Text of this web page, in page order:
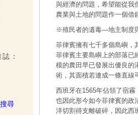
：
尋
與經濟的問題，希望能從我
農業與土地的問題作一個借
※殖民者的遺毒—地主制度
菲律賓擁有七千多個島嶼，
菲律賓主要島嶼上的部落已
模的農田早已發展出優良的
術，其面積若連成一條直
西班牙在1565年佔領了宿
也因此形今如今菲律賓的政
洋切割得支離破碎，因此西